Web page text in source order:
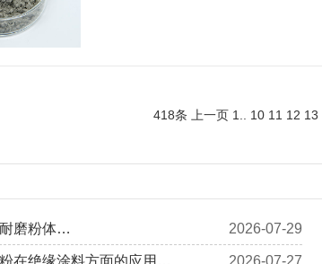
418条 上一页 1 10 11 12 13
2026-07-29
磨粉体…
2026-07-27
在绝缘涂料方面的应用…